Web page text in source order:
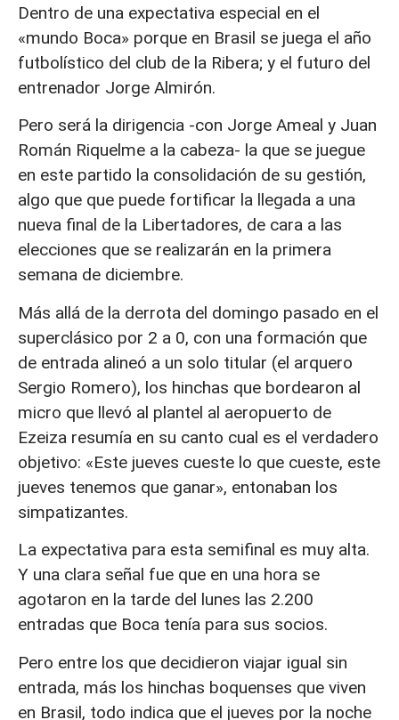
Dentro de una expectativa especial en el
«mundo Boca» porque en Brasil se juega el año
futbolístico del club de la Ribera; y el futuro del
entrenador Jorge Almirón.
Pero será la dirigencia -con Jorge Ameal y Juan
Román Riquelme a la cabeza- la que se juegue
en este partido la consolidación de su gestión,
algo que que puede fortificar la llegada a una
nueva final de la Libertadores, de cara a las
elecciones que se realizarán en la primera
semana de diciembre.
Más allá de la derrota del domingo pasado en el
superclásico por 2 a 0, con una formación que
de entrada alineó a un solo titular (el arquero
Sergio Romero), los hinchas que bordearon al
micro que llevó al plantel al aeropuerto de
Ezeiza resumía en su canto cual es el verdadero
objetivo: «Este jueves cueste lo que cueste, este
jueves tenemos que ganar», entonaban los
simpatizantes.
La expectativa para esta semifinal es muy alta.
Y una clara señal fue que en una hora se
agotaron en la tarde del lunes las 2.200
entradas que Boca tenía para sus socios.
Pero entre los que decidieron viajar igual sin
entrada, más los hinchas boquenses que viven
en Brasil, todo indica que el jueves por la noche